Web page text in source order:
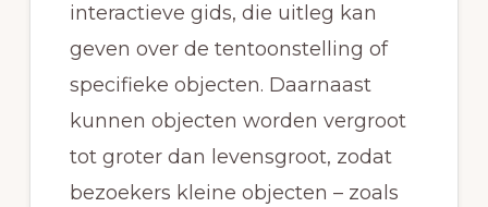
interactieve gids, die uitleg kan
geven over de tentoonstelling of
specifieke objecten. Daarnaast
kunnen objecten worden vergroot
tot groter dan levensgroot, zodat
bezoekers kleine objecten – zoals